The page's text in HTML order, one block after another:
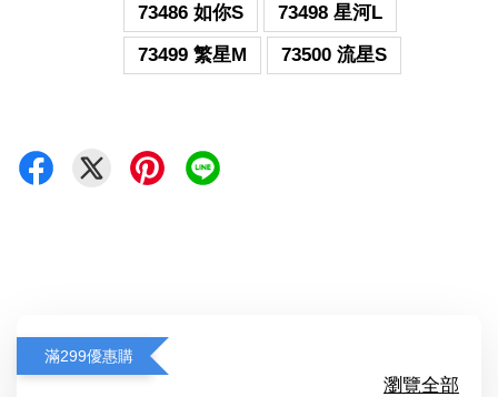
73486 如你S
73498 星河L
73499 繁星M
73500 流星S
滿299優惠購
瀏覽全部